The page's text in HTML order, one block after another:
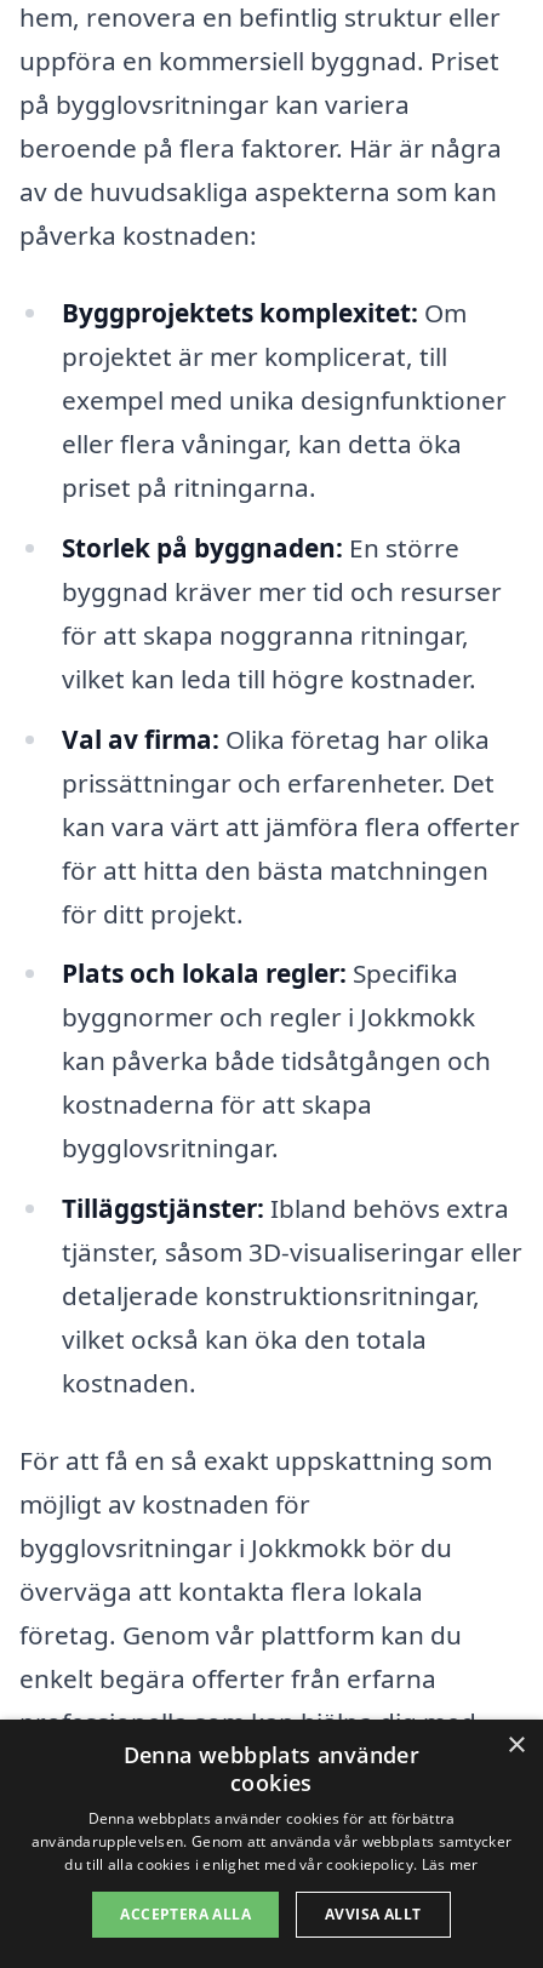
hem, renovera en befintlig struktur eller
uppföra en kommersiell byggnad. Priset
på bygglovsritningar kan variera
beroende på flera faktorer. Här är några
av de huvudsakliga aspekterna som kan
påverka kostnaden:
Byggprojektets komplexitet: Om
projektet är mer komplicerat, till
exempel med unika designfunktioner
eller flera våningar, kan detta öka
priset på ritningarna.
Storlek på byggnaden: En större
byggnad kräver mer tid och resurser
för att skapa noggranna ritningar,
vilket kan leda till högre kostnader.
Val av firma: Olika företag har olika
prissättningar och erfarenheter. Det
kan vara värt att jämföra flera offerter
för att hitta den bästa matchningen
för ditt projekt.
Plats och lokala regler: Specifika
byggnormer och regler i Jokkmokk
kan påverka både tidsåtgången och
kostnaderna för att skapa
bygglovsritningar.
Tilläggstjänster: Ibland behövs extra
tjänster, såsom 3D-visualiseringar eller
detaljerade konstruktionsritningar,
vilket också kan öka den totala
kostnaden.
För att få en så exakt uppskattning som
möjligt av kostnaden för
bygglovsritningar i Jokkmokk bör du
överväga att kontakta flera lokala
företag. Genom vår plattform kan du
enkelt begära offerter från erfarna
professionella som kan hjälpa dig med
dina bygglovsritningar. Det är viktigt att
ställa frågor och förklara dina behov
tydligt för att få en rättvis och
transparent prissättning.
×
Denna webbplats använder
cookies
Denna webbplats använder cookies för att förbättra
användarupplevelsen. Genom att använda vår webbplats samtycker
du till alla cookies i enlighet med vår cookiepolicy. Läs mer
ACCEPTERA ALLA AVVISA ALLT